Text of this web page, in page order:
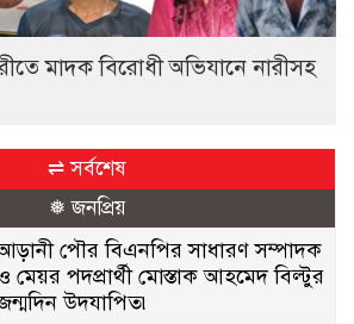
মাদক বিরোধী অভিযানে নারীসহ
⇌ সর্বশেষ
❅ জনপ্রিয়
পৌর বিএনপির সাধারণ সম্পাদক
মেয়র পদপ্রার্থী মোস্তাক আহমেদ বিল্টুর
উদযাপিত৷